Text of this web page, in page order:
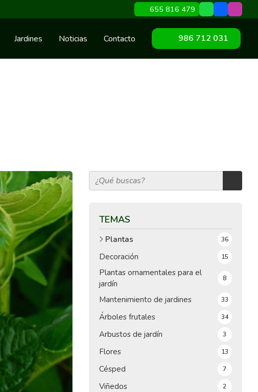
655 816 479
Jardines Noticias Contacto 986 712 031
TEMAS
Plantas 36
Decoración 15
Plantas ornamentales para el
jardín
8
Mantenimiento de jardines 33
Árboles frutales 34
Arbustos de jardín 3
Flores 13
Césped 7
Viñedos 2